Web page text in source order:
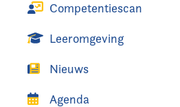
Competentiescan
Leeromgeving
Nieuws
Agenda